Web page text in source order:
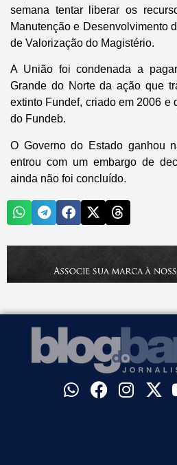
semana tentar liberar os
Manutenção e Desenvolvimento
de Valorização do Magistério.
A União foi condenada a
Grande do Norte da ação que
extinto Fundef, criado em 2006 e
do Fundeb.
O Governo do Estado ganhou
entrou com um embargo de
ainda não foi concluído.